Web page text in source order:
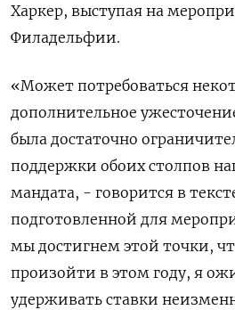
Харкер, выступая на
Филадельфии.
«Может потребоваться
дополнительное
была достаточно
поддержки обоих столпов
мандата, - говорится в
подготовленной для
мы достигнем этой точки,
произойти в этом году, я
удерживать ставки